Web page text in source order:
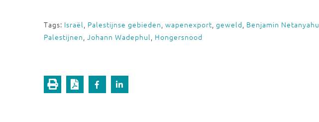
Tags: Israël, Palestijnse gebieden, wapenexport, geweld, Benjamin Netanyahu
Palestijnen, Johann Wadephul, Hongersnood